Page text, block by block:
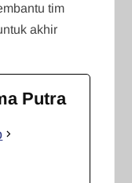
tim
akhir
Putra